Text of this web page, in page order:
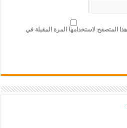
المتصفح لاستخدامها المرة المقبلة في